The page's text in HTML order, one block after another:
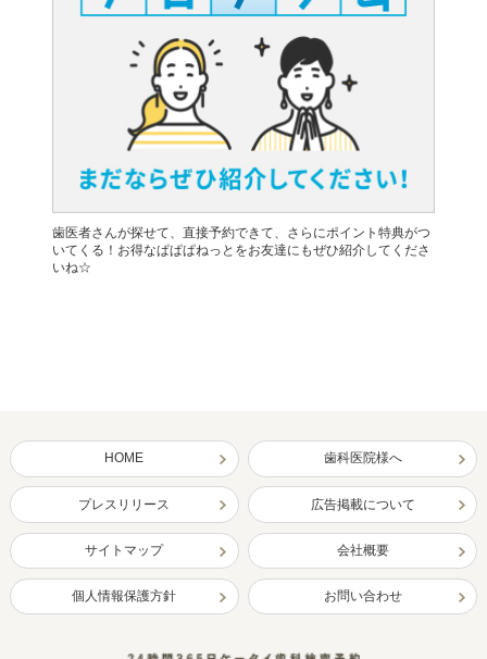
歯医者さんが探せて、直接予約できて、さらにポイント特典がつ
いてくる！お得なぱぱぱねっとをお友達にもぜひ紹介してくださ
いね☆
HOME 歯科医院様へ
プレスリリース 広告掲載について
サイトマップ 会社概要
個人情報保護方針 お問い合わせ